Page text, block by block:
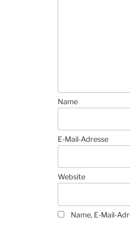
Name
E-Mail-Adresse
Website
Name, E-Mail-